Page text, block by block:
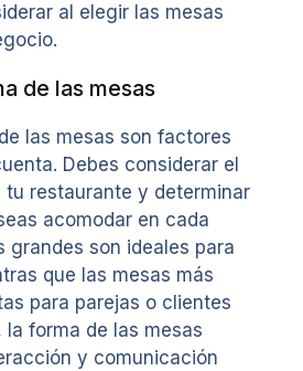
al elegir las mesas
de las mesas
las mesas son factores
Debes considerar el
tu restaurante y determinar
acomodar en cada
grandes son ideales para
que las mesas más
para parejas o clientes
la forma de las mesas
y comunicación